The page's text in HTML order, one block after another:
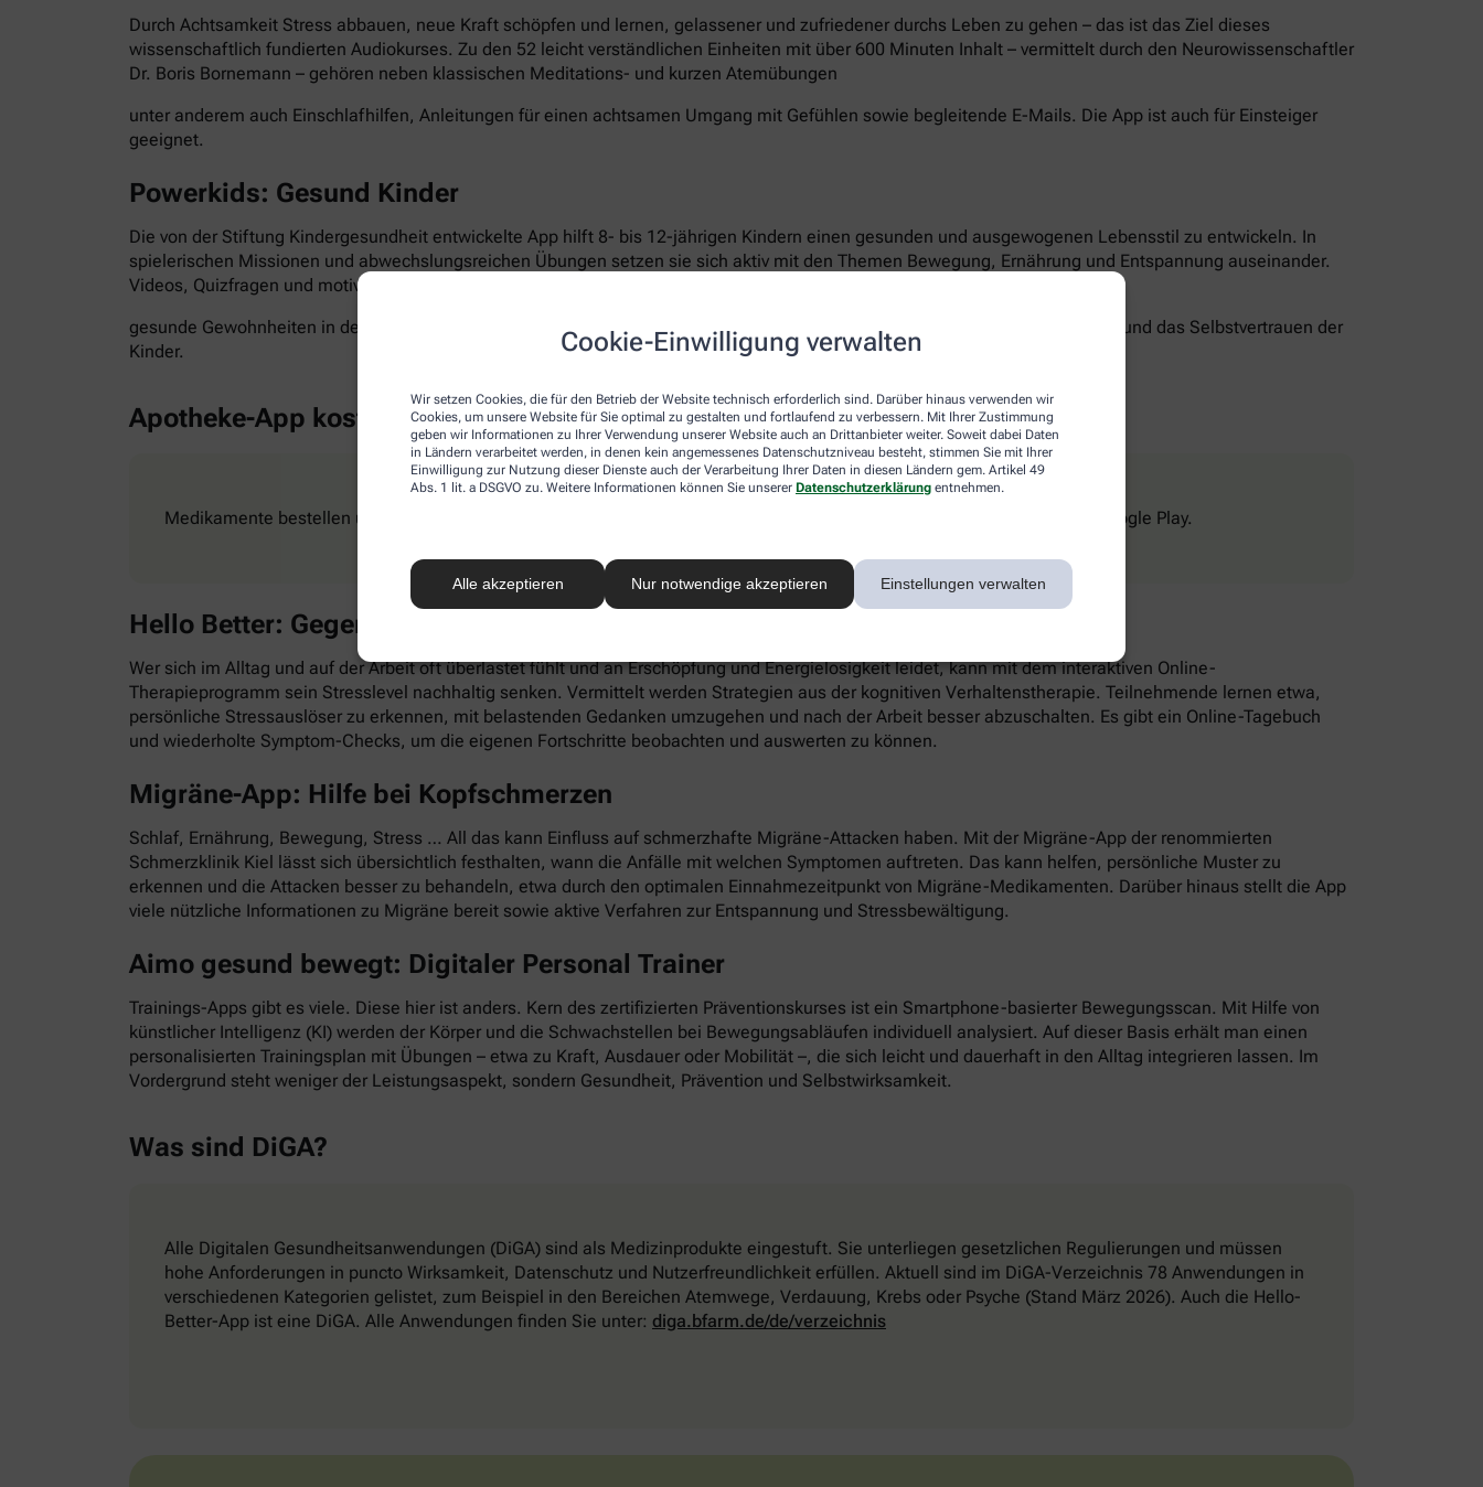
Cookie-Einwilligung verwalten
Wir setzen Cookies, die für den Betrieb der Website technisch erforderlich sind. Darüber hinaus verwenden wir
Cookies, um unsere Website für Sie optimal zu gestalten und fortlaufend zu verbessern. Mit Ihrer Zustimmung
geben wir Informationen zu Ihrer Verwendung unserer Website auch an Drittanbieter weiter. Soweit dabei Daten
in Ländern verarbeitet werden, in denen kein angemessenes Datenschutzniveau besteht, stimmen Sie mit Ihrer
Einwilligung zur Nutzung dieser Dienste auch der Verarbeitung Ihrer Daten in diesen Ländern gem. Artikel 49
Abs. 1 lit. a DSGVO zu. Weitere Informationen können Sie unserer Datenschutzerklärung entnehmen.
Alle akzeptieren Nur notwendige akzeptieren Einstellungen verwalten
Durch Achtsamkeit Stress abbauen, neue Kraft schöpfen und lernen, gelassener und zufriedener durchs Leben zu gehen – das ist das Ziel dieses
wissenschaftlich fundierten Audiokurses. Zu den 52 leicht verständlichen Einheiten mit über 600 Minuten Inhalt – vermittelt durch den Neurowissenschaftler
Dr. Boris Bornemann – gehören neben klassischen Meditations- und kurzen Atemübungen
unter anderem auch Einschlafhilfen, Anleitungen für einen achtsamen Umgang mit Gefühlen sowie begleitende E-Mails. Die App ist auch für Einsteiger
geeignet.
Powerkids: Gesund Kinder
Die von der Stiftung Kindergesundheit entwickelte App hilft 8- bis 12-jährigen Kindern einen gesunden und ausgewogenen Lebensstil zu entwickeln. In
spielerischen Missionen und abwechslungsreichen Übungen setzen sie sich aktiv mit den Themen Bewegung, Ernährung und Entspannung auseinander.
Videos, Quizfragen und motivierende Aufgaben laden dazu ein, Neues auszuprobieren und
gesunde Gewohnheiten in den Alltag zu integrieren. Gleichzeitig fördert die App die Selbstwahrnehmung, Eigenverantwortung und das Selbstvertrauen der
Kinder.
Apotheke-App kostenlos
Medikamente bestellen und Rezepte ganz einfach digital einlösen: Die apotheke.com-App gibt’s im App Store und bei Google Play.
Hello Better: Gegen Stress & Burnout
Wer sich im Alltag und auf der Arbeit oft überlastet fühlt und an Erschöpfung und Energielosigkeit leidet, kann mit dem interaktiven Online-
Therapieprogramm sein Stresslevel nachhaltig senken. Vermittelt werden Strategien aus der kognitiven Verhaltenstherapie. Teilnehmende lernen etwa,
persönliche Stressauslöser zu erkennen, mit belastenden Gedanken umzugehen und nach der Arbeit besser abzuschalten. Es gibt ein Online-Tagebuch
und wiederholte Symptom-Checks, um die eigenen Fortschritte beobachten und auswerten zu können.
Migräne-App: Hilfe bei Kopfschmerzen
Schlaf, Ernährung, Bewegung, Stress … All das kann Einfluss auf schmerzhafte Migräne-Attacken haben. Mit der Migräne-App der renommierten
Schmerzklinik Kiel lässt sich übersichtlich festhalten, wann die Anfälle mit welchen Symptomen auftreten. Das kann helfen, persönliche Muster zu
erkennen und die Attacken besser zu behandeln, etwa durch den optimalen Einnahmezeitpunkt von Migräne-Medikamenten. Darüber hinaus stellt die App
viele nützliche Informationen zu Migräne bereit sowie aktive Verfahren zur Entspannung und Stressbewältigung.
Aimo gesund bewegt: Digitaler Personal Trainer
Trainings-Apps gibt es viele. Diese hier ist anders. Kern des zertifizierten Präventionskurses ist ein Smartphone-basierter Bewegungsscan. Mit Hilfe von
künstlicher Intelligenz (KI) werden der Körper und die Schwachstellen bei Bewegungsabläufen individuell analysiert. Auf dieser Basis erhält man einen
personalisierten Trainingsplan mit Übungen – etwa zu Kraft, Ausdauer oder Mobilität –, die sich leicht und dauerhaft in den Alltag integrieren lassen. Im
Vordergrund steht weniger der Leistungsaspekt, sondern Gesundheit, Prävention und Selbstwirksamkeit.
Was sind DiGA?
Alle Digitalen Gesundheitsanwendungen (DiGA) sind als Medizinprodukte eingestuft. Sie unterliegen gesetzlichen Regulierungen und müssen
hohe Anforderungen in puncto Wirksamkeit, Datenschutz und Nutzerfreundlichkeit erfüllen. Aktuell sind im DiGA-Verzeichnis 78 Anwendungen in
verschiedenen Kategorien gelistet, zum Beispiel in den Bereichen Atemwege, Verdauung, Krebs oder Psyche (Stand März 2026). Auch die Hello-
Better-App ist eine DiGA. Alle Anwendungen finden Sie unter: diga.bfarm.de/de/verzeichnis